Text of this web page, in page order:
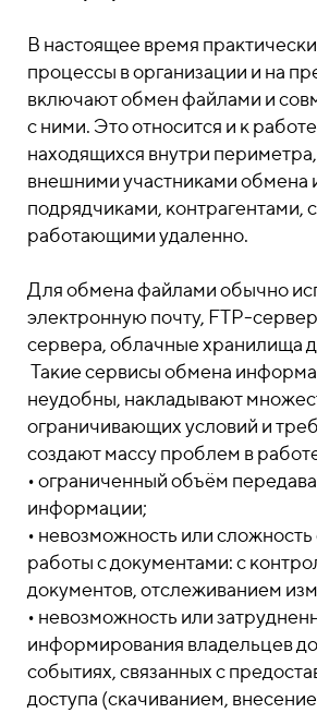
В настоящее время
процессы в организации и на
включают обмен файлами и
с ними. Это относится и к
находящихся внутри
внешними участниками
подрядчиками, контрагентами,
работающими удаленно.
Для обмена файлами обычно
электронную почту, FTP-
сервера, облачные хранилища
Такие сервисы обмена
неудобны, накладывают
ограничивающих условий и
создают массу проблем в
• ограниченный объём
информации;
• невозможность или
работы с документами: с
документов, отслеживанием
• невозможность или
информирования владельцев
событиях, связанных с
доступа (скачиванием,